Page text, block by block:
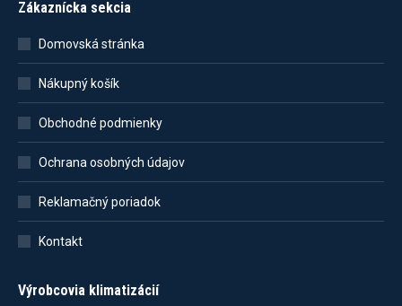
Zákaznícka sekcia
Domovská stránka
Nákupný košík
Obchodné podmienky
Ochrana osobných údajov
Reklamačný poriadok
Kontakt
Výrobcovia klimatizácií